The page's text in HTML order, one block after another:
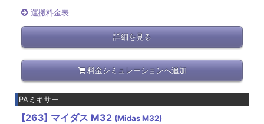
運搬料金表
詳細を見る
料金シミュレーションへ追加
PAミキサー
[263] マイダス M32 (Midas M32)